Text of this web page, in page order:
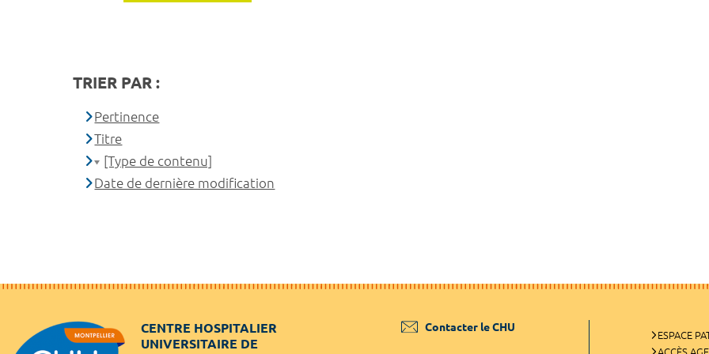
TRIER PAR :
Pertinence
Titre
[Type de contenu]
Date de dernière modification
CENTRE HOSPITALIER
UNIVERSITAIRE DE
Contacter le CHU
ESPACE
ACCÈS